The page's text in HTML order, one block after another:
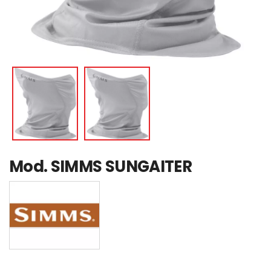
Mod.SIMMS SUNGAITER